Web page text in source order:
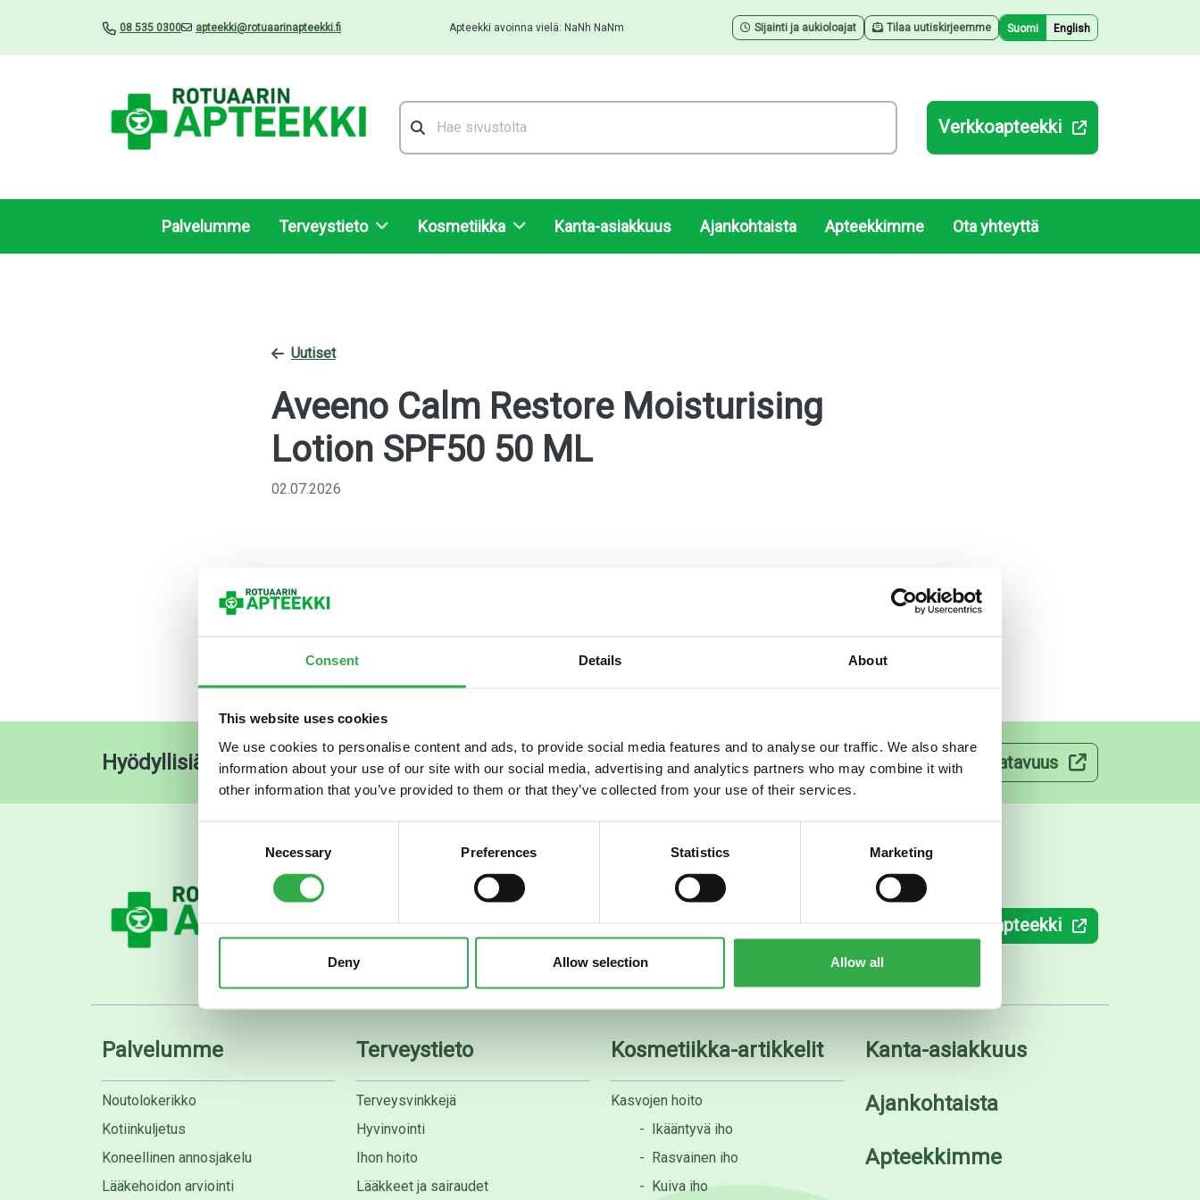
Consent Details About
This website uses cookies
We use cookies to personalise content and ads, to provide social media features and to analyse our traffic. We also share
information about your use of our site with our social media, advertising and analytics partners who may combine it with
other information that you’ve provided to them or that they’ve collected from your use of their services.
Necessary Preferences Statistics Marketing
Deny Allow selection Allow all
08 535 0300 apteekki@rotuaarinapteekki.fi Apteekki avoinna vielä: NaNh NaNm Sijainti ja aukioloajat Tilaa uutiskirjeemme Suomi English
Hae
Verkkoapteekki
Palvelumme Terveystieto Kosmetiikka Kanta-asiakkuus Ajankohtaista Apteekkimme Ota yhteyttä
Uutiset
Aveeno Calm Restore Moisturising
Lotion SPF50 50 ML
02.07.2026
Hyödyllisiä pikalinkkejä OmaKanta OmaOlo Pohde digitaaliset palvelut Lääkkeiden saatavuus
apteekki@rotuaarinapteekki.fi Verkkoapteekki
Palvelumme
Noutolokerikko
Kotiinkuljetus
Koneellinen annosjakelu
Lääkehoidon arviointi
Terveystieto
Terveysvinkkejä
Hyvinvointi
Ihon hoito
Lääkkeet ja sairaudet
Kosmetiikka-artikkelit
Kasvojen hoito
- Ikääntyvä iho
- Rasvainen iho
- Kuiva iho
Kanta-asiakkuus
Ajankohtaista
Apteekkimme